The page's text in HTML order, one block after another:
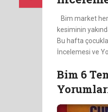
Bim market
kesiminin
Bu hafta
İncelemesi ve
Bim 6